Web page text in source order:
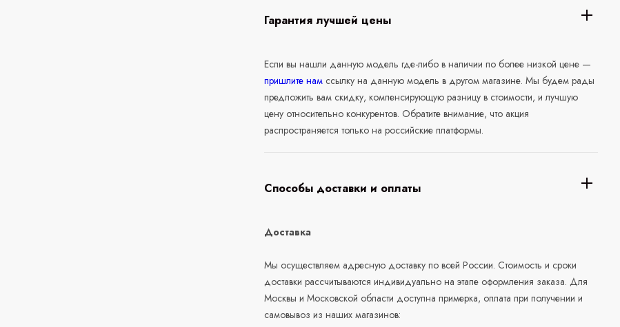
Гарантия лучшей цены
Если вы нашли данную модель где-либо в наличии по более низкой цене —
пришлите нам ссылку на данную модель в другом магазине. Мы будем рады
предложить вам скидку, компенсирующую разницу в стоимости, и лучшую
цену относительно конкурентов. Обратите внимание, что акция
распространяется только на российские платформы.
Способы доставки и оплаты
Доставка
Мы осуществляем адресную доставку по всей России. Стоимость и сроки
доставки рассчитываются индивидуально на этапе оформления заказа. Для
Москвы и Московской области доступна примерка, оплата при получении и
самовывоз из наших магазинов: